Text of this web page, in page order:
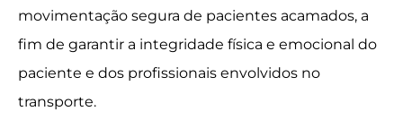
movimentação segura de pacientes acamados, a
fim de garantir a integridade física e emocional do
paciente e dos profissionais envolvidos no
transporte.